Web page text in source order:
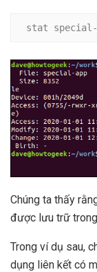
stat special-
Chúng ta thấy
được lưu trữ
Trong ví dụ sau,
dụng liên kết có